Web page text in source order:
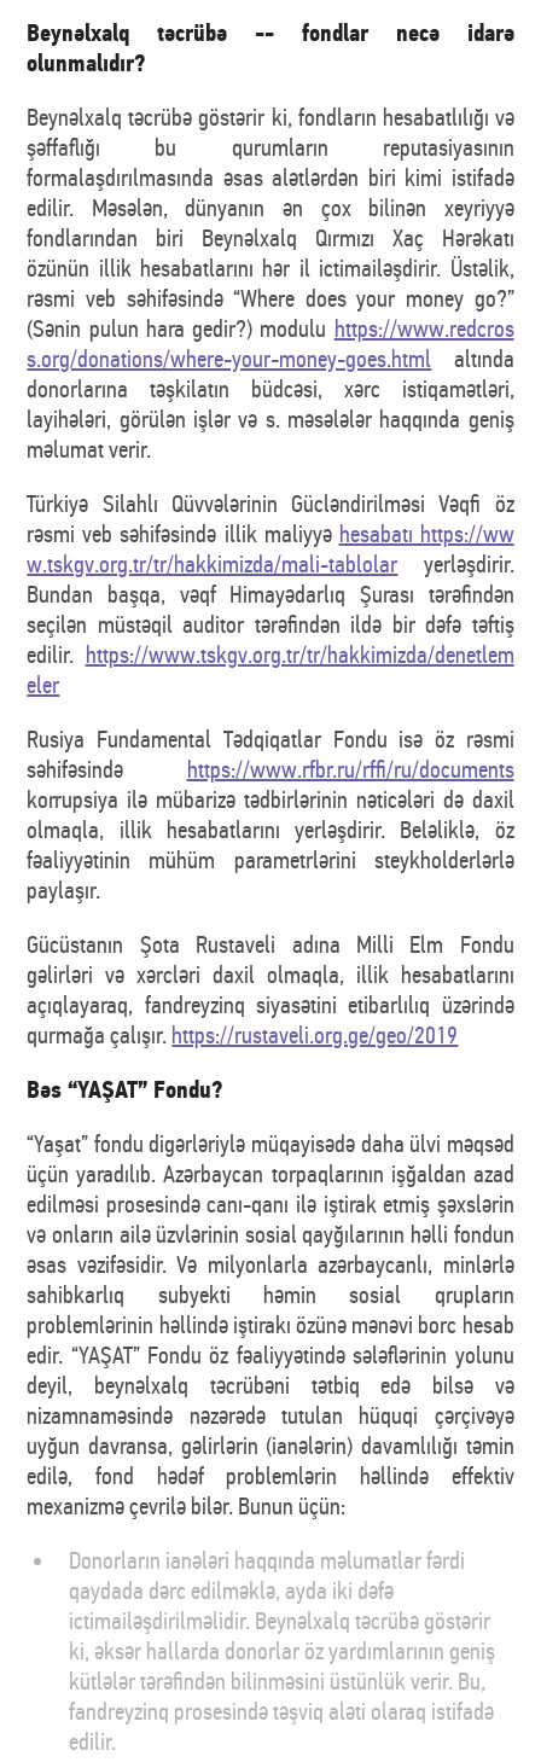
Beynəlxalq təcrübə -- fondlar necə idarə
olunmalıdır?
Beynəlxalq təcrübə göstərir ki, fondların hesabatlılığı və
şəffaflığı bu qurumların reputasiyasının
formalaşdırılmasında əsas alətlərdən biri kimi istifadə
edilir. Məsələn, dünyanın ən çox bilinən xeyriyyə
fondlarından biri Beynəlxalq Qırmızı Xaç Hərəkatı
özünün illik hesabatlarını hər il ictimailəşdirir. Üstəlik,
rəsmi veb səhifəsində “Where does your money go?”
(Sənin pulun hara gedir?) modulu https://www.redcros
s.org/donations/where-your-money-goes.html altında
donorlarına təşkilatın büdcəsi, xərc istiqamətləri,
layihələri, görülən işlər və s. məsələlər haqqında geniş
məlumat verir.
Türkiyə Silahlı Qüvvələrinin Gücləndirilməsi Vəqfi öz
rəsmi veb səhifəsində illik maliyyə hesabatı https://ww
w.tskgv.org.tr/tr/hakkimizda/mali-tablolar yerləşdirir.
Bundan başqa, vəqf Himayədarlıq Şurası tərəfindən
seçilən müstəqil auditor tərəfindən ildə bir dəfə təftiş
edilir. https://www.tskgv.org.tr/tr/hakkimizda/denetlem
eler
Rusiya Fundamental Tədqiqatlar Fondu isə öz rəsmi
səhifəsində https://www.rfbr.ru/rffi/ru/documents
korrupsiya ilə mübarizə tədbirlərinin nəticələri də daxil
olmaqla, illik hesabatlarını yerləşdirir. Beləliklə, öz
fəaliyyətinin mühüm parametrlərini steykholderlərlə
paylaşır.
Gücüstanın Şota Rustaveli adına Milli Elm Fondu
gəlirləri və xərcləri daxil olmaqla, illik hesabatlarını
açıqlayaraq, fandreyzinq siyasətini etibarlılıq üzərində
qurmağa çalışır. https://rustaveli.org.ge/geo/2019
Bəs “YAŞAT” Fondu?
“Yaşat” fondu digərləriylə müqayisədə daha ülvi məqsəd
üçün yaradılıb. Azərbaycan torpaqlarının işğaldan azad
edilməsi prosesində canı-qanı ilə iştirak etmiş şəxslərin
və onların ailə üzvlərinin sosial qayğılarının həlli fondun
əsas vəzifəsidir. Və milyonlarla azərbaycanlı, minlərlə
sahibkarlıq subyekti həmin sosial qrupların
problemlərinin həllində iştirakı özünə mənəvi borc hesab
edir. “YAŞAT” Fondu öz fəaliyyətində sələflərinin yolunu
deyil, beynəlxalq təcrübəni tətbiq edə bilsə və
nizamnaməsində nəzərədə tutulan hüquqi çərçivəyə
uyğun davransa, gəlirlərin (ianələrin) davamlılığı təmin
edilə, fond hədəf problemlərin həllində effektiv
mexanizmə çevrilə bilər. Bunun üçün:
Donorların ianələri haqqında məlumatlar fərdi
qaydada dərc edilməklə, ayda iki dəfə
ictimailəşdirilməlidir. Beynəlxalq təcrübə göstərir
ki, əksər hallarda donorlar öz yardımlarının geniş
kütlələr tərəfindən bilinməsini üstünlük verir. Bu,
fandreyzinq prosesində təşviq aləti olaraq istifadə
edilir.